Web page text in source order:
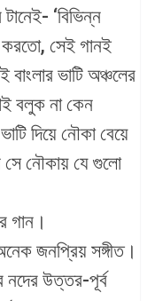
‘বিভিন্ন
করতো, সেই গানই
ভাটি অঞ্চলের
বলুক না কেন
দিয়ে নৌকা বেয়ে
সে নৌকায় যে গুলো
গান।
জনপ্রিয় সঙ্গীত।
নদের উত্তর-পূর্ব